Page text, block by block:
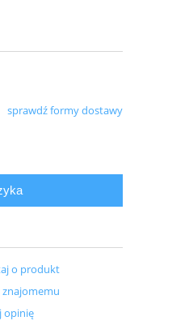
sprawdź formy dostawy
o produkt
znajomemu
opinię